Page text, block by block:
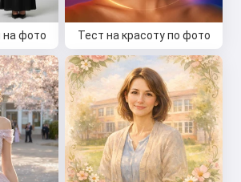
фото Тест на красоту по фото